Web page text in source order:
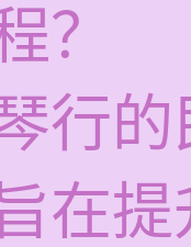
？
行
在